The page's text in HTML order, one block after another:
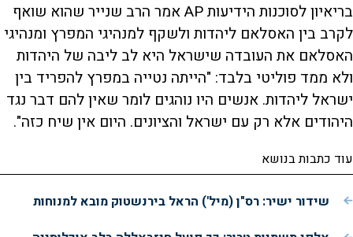
בריאיון לסוכנות הידיעות AP אמר הרב שנייר שהוא שואף
לקרב בין האסלאם ליהדות ולשקף למנהיגי המפרץ ומנהיגי
האסלאם את העובדה שישראל היא לב ליבה של היהדות
ולא ממד פוליטי בלבד: "הייתה נטייה במפרץ להפריד בין
ישראל ליהדות. אנשים היו נוהגים לומר שאין להם דבר נגד
היהודים אלא רק עם ישראל והציונים. היום אין שיח כזה".
עוד כתבות בנושא
שידור ישיר: רס"ן (מיל') הראל בירנשטוק מובא למנוחות